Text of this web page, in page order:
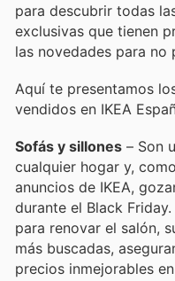
para descubrir todas
exclusivas que tienen
las novedades para no
Aquí te presentamos
vendidos en IKEA
Sofás y sillones – Son
cualquier hogar y,
anuncios de IKEA,
durante el Black
para renovar el salón,
más buscadas,
precios inmejorables